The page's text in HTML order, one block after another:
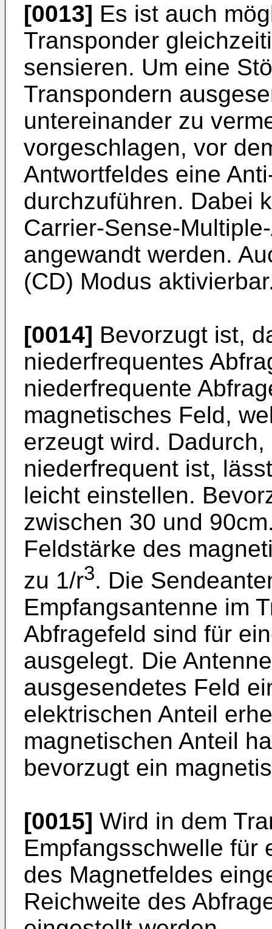
[0013] Es ist auch
Transponder
sensieren. Um eine
Transpondern
untereinander zu
vorgeschlagen, vor
Antwortfeldes eine
durchzuführen. Dabei
Carrier-Sense-
angewandt werden.
(CD) Modus
[0014] Bevorzugt ist,
niederfrequentes
niederfrequente
magnetisches Feld,
erzeugt wird.
niederfrequent ist,
leicht einstellen.
zwischen 30 und
Feldstärke des
zu 1/r3. Die
Empfangsantenne im
Abfragefeld sind für
ausgelegt. Die
ausgesendetes Feld
elektrischen Anteil
magnetischen Anteil
bevorzugt ein
[0015] Wird in dem
Empfangsschwelle für
des Magnetfeldes
Reichweite des